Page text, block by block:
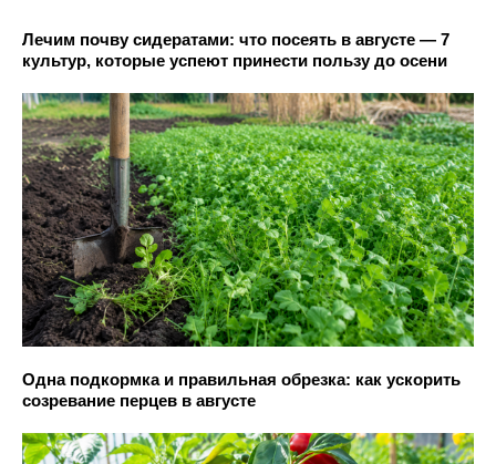
Лечим почву сидератами: что посеять в августе — 7
культур, которые успеют принести пользу до осени
Одна подкормка и правильная обрезка: как ускорить
созревание перцев в августе